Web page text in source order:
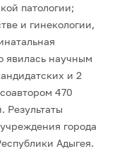
патологии;
и гинекологии,
явилась научным
и 2
470
Результаты
города
Адыгея.